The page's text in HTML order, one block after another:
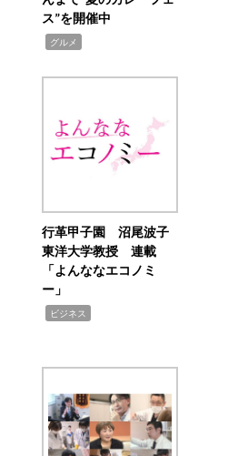
ス”を開催中
グルメ
行革甲子園 沼尾波子
東洋大学教授 連載
「よんななエコノミ
ー」
ビジネス